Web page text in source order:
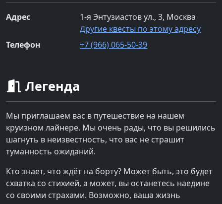
Адрес
1-я Энтузиастов ул., 3, Москва
Другие квесты по этому адресу
Телефон
+7 (966) 065-50-39
Легенда
Мы приглашаем вас в путешествие на нашем
круизном лайнере. Мы очень рады, что вы решились
шагнуть в неизвестность, что вас не страшит
туманность ожиданий.
Кто знает, что ждёт на борту? Может быть, это будет
схватка со стихией, а может, вы останетесь наедине
со своими страхами. Возможно, ваша жизнь